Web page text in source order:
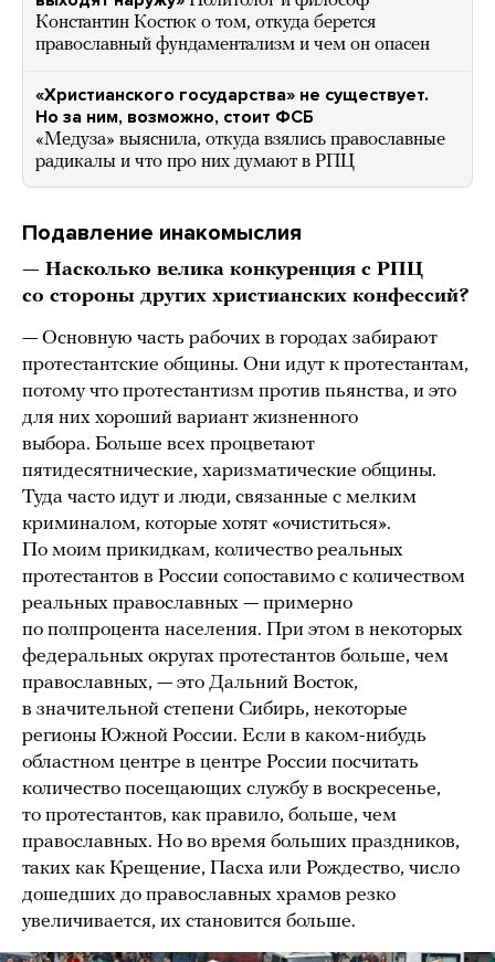
Константин Костюк о том, откуда берется
православный фундаментализм и чем он опасен
«Христианского государства» не существует.
Но за ним, возможно, стоит ФСБ
«Медуза» выяснила, откуда взялись православные
радикалы и что про них думают в РПЦ
Подавление инакомыслия
— Насколько велика конкуренция с РПЦ
со стороны других христианских конфессий?
— Основную часть рабочих в городах забирают
протестантские общины. Они идут к протестантам,
потому что протестантизм против пьянства, и это
для них хороший вариант жизненного
выбора. Больше всех процветают
пятидесятнические, харизматические общины.
Туда часто идут и люди, связанные с мелким
криминалом, которые хотят «очиститься».
По моим прикидкам, количество реальных
протестантов в России сопоставимо с количеством
реальных православных — примерно
по полпроцента населения. При этом в некоторых
федеральных округах протестантов больше, чем
православных, — это Дальний Восток,
в значительной степени Сибирь, некоторые
регионы Южной России. Если в каком-нибудь
областном центре в центре России посчитать
количество посещающих службу в воскресенье,
то протестантов, как правило, больше, чем
православных. Но во время больших праздников,
таких как Крещение, Пасха или Рождество, число
дошедших до православных храмов резко
увеличивается, их становится больше.